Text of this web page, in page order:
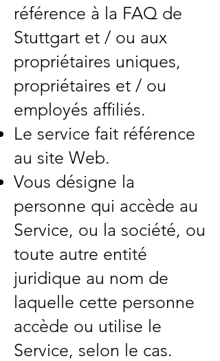
référence à la FAQ de
Stuttgart et / ou aux
propriétaires uniques,
propriétaires et / ou
employés affiliés.
Le service fait référence
au site Web.
Vous désigne la
personne qui accède au
Service, ou la société, ou
toute autre entité
juridique au nom de
laquelle cette personne
accède ou utilise le
Service, selon le cas.